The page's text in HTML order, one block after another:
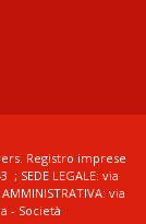
Registro imprese
; SEDE LEGALE: via
via
- Società